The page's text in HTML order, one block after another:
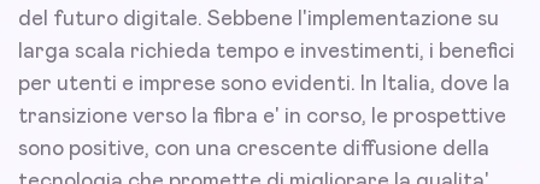
del futuro digitale. Sebbene l'implementazione su
larga scala richieda tempo e investimenti, i benefici
per utenti e imprese sono evidenti. In Italia, dove la
transizione verso la fibra e' in corso, le prospettive
sono positive, con una crescente diffusione della